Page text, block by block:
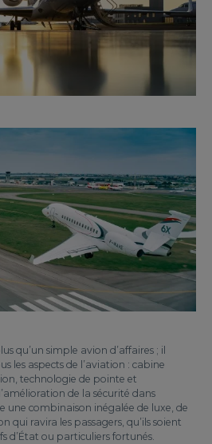
qu’un simple avion d’affaires ; il
les aspects de l’aviation : cabine
technologie de pointe et
de la sécurité dans
une combinaison inégalée de luxe, de
qui ravira les passagers, qu’ils soient
d’État ou particuliers fortunés.